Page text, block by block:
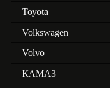
Toyota
Volkswagen
Volvo
КАМАЗ